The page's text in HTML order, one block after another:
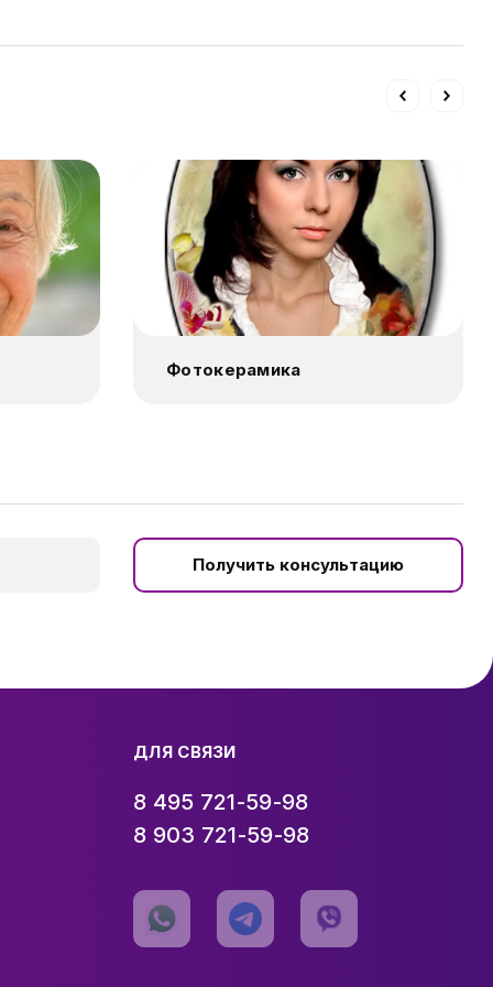
Фотокерамика
Получить консультацию
ДЛЯ СВЯЗИ
8 495 721-59-98
8 903 721-59-98